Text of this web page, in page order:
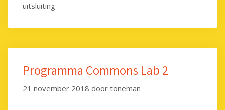
uitsluiting
Programma Commons Lab 2
21 november 2018 door toneman